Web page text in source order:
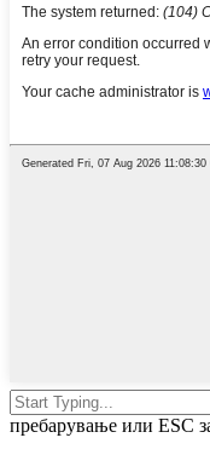
пребарување или ESC